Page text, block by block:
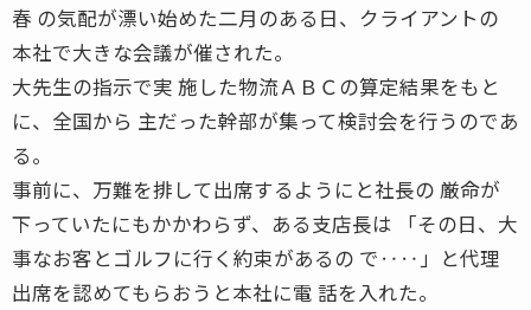
春 の気配が漂い始めた二月のある日、クライアントの
本社で大きな会議が催された。
大先生の指示で実 施した物流ＡＢＣの算定結果をもと
に、全国から 主だった幹部が集って検討会を行うのであ
る。
事前に、万難を排して出席するようにと社長の 厳命が
下っていたにもかかわらず、ある支店長は 「その日、大
事なお客とゴルフに行く約束があるの で‥‥」と代理
出席を認めてもらおうと本社に電 話を入れた。